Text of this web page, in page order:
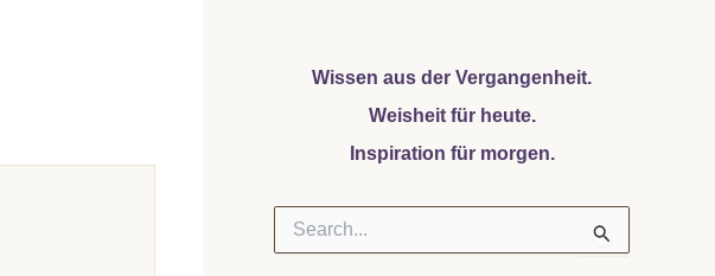
Wissen aus der Vergangenheit.
Weisheit für heute.
Inspiration für morgen.